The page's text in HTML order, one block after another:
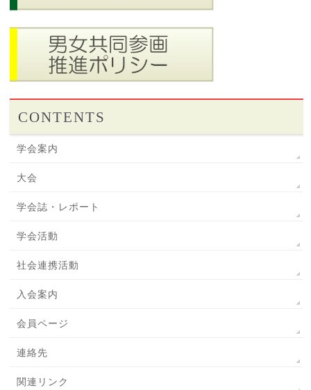
CONTENTS
学会案内
大会
学会誌・レポート
学会活動
社会連携活動
入会案内
会員ページ
連絡先
関連リンク